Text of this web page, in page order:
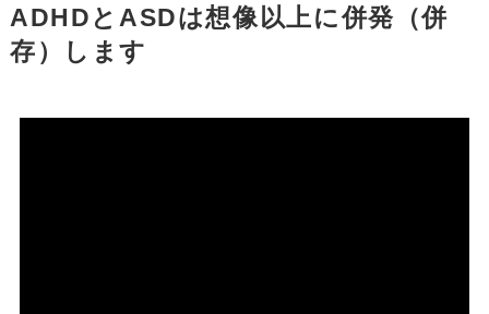
ADHDとASDは想像以上に併発（併
存）します